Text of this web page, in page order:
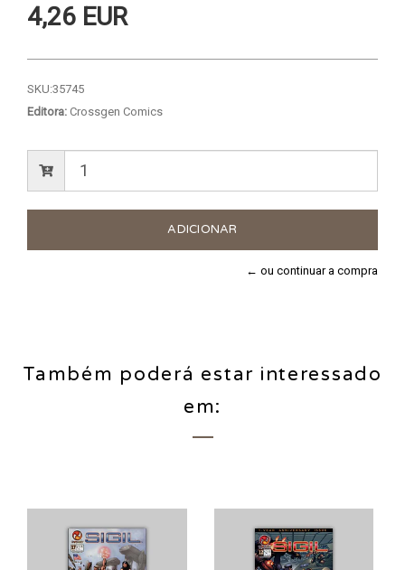
4,26 EUR
SKU:35745
Editora: Crossgen Comics
← ou continuar a compra
Também poderá estar interessado
em: